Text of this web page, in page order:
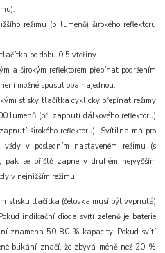
režimu (5 lumenů) širokého reflektoru
po dobu 0,5 vteřiny.
a širokým reflektorem přepínat podržením
možné spustit oba najednou.
stisky tlačítka cyklicky přepínat režimy
(při zapnutí dálkového reflektoru)
širokého reflektoru). Svítilna má pro
v posledním nastaveném režimu (s
se příště zapne v druhém nejvyšším
v nejnižším režimu.
stisku tlačítka (čelovka musí být vypnutá)
indikační dioda svítí zeleně je baterie
znamená 50-80 % kapacity. Pokud svítí
blikání značí, že zbývá méně než 20 %